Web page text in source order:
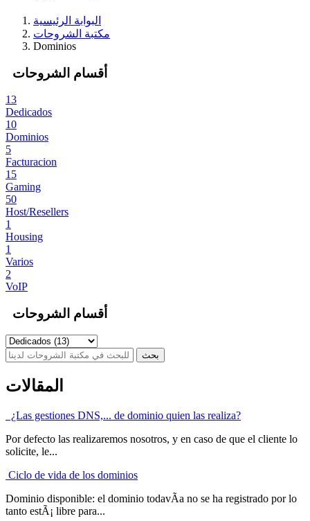
البوابة الرئيسية
مكتبة الشروحات
Dominios
أقسام الشروحات
13
Dedicados
10
Dominios
5
Facturacion
15
Gaming
50
Host/Resellers
1
Housing
1
Varios
2
VoIP
أقسام الشروحات
المقالات
¿Las gestiones DNS,... de dominio quien las realiza?
Por defecto las realizaremos nosotros, y en caso de que el cliente lo
solicite, le...
Ciclo de vida de los dominios
Dominio disponible: el dominio todavÃ­a no se ha registrado por lo
tanto estÃ¡ libre para...